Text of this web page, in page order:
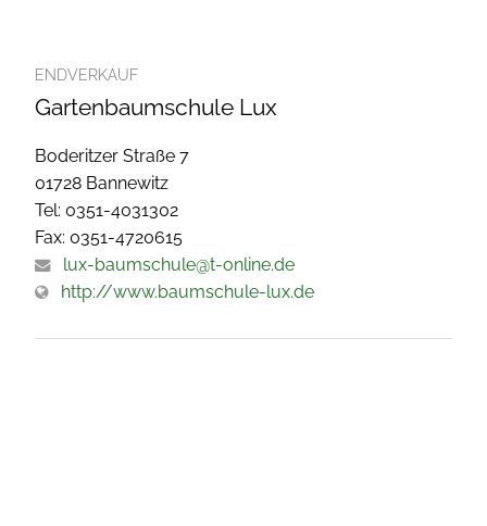
ENDVERKAUF
Gartenbaumschule Lux
Boderitzer Straße 7
01728 Bannewitz
Tel: 0351-4031302
Fax: 0351-4720615
lux-baumschule@t-online.de
http://www.baumschule-lux.de